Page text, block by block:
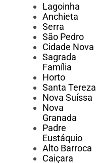
Lagoinha
Anchieta
Serra
São Pedro
Cidade Nova
Sagrada
Família
Horto
Santa Tereza
Nova Suíssa
Nova
Granada
Padre
Eustáquio
Alto Barroca
Caiçara